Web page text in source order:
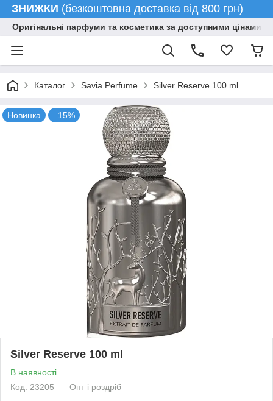
ЗНИЖКИ (безкоштовна доставка від 800 грн)
Оригінальні парфуми та косметика за доступними цінами
Каталог Savia Perfume Silver Reserve 100 ml
Новинка –15%
Silver Reserve 100 ml
В наявності
Код: 23205
Опт і роздріб